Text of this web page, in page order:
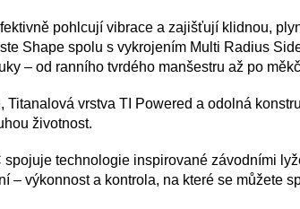
pohlcují vibrace a zajišťují klidnou,
Shape spolu s vykrojením Multi Radius
– od ranního tvrdého manšestru až po
vrstva TI Powered a odolná
životnost.
spojuje technologie inspirované závodními
– výkonnost a kontrola, na které se můžete